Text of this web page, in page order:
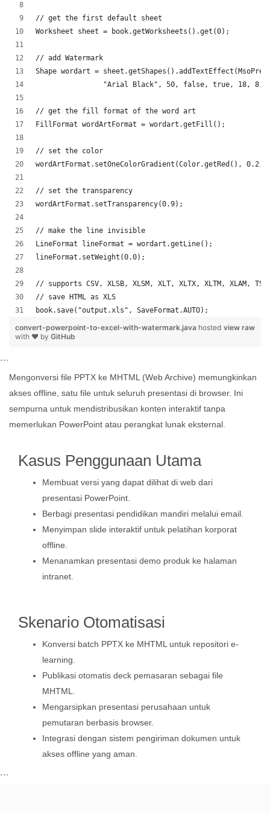
// get the first default sheet
Worksheet sheet = book.getWorksheets().get(0);
// add Watermark
Shape wordart =
"Arial Black", 50, false, true, 18, 8,
// get the fill format of the word art
FillFormat wordArtFormat = wordart.getFill();
// set the color
wordArtFormat.setOneColorGradient(Color.getRed(), 0.2,
// set the transparency
wordArtFormat.setTransparency(0.9);
// make the line invisible
LineFormat lineFormat = wordart.getLine();
lineFormat.setWeight(0.0);
// supports CSV, XLSB, XLSM, XLT, XLTX, XLTM, XLAM,
// save HTML as XLS
book.save("output.xls", SaveFormat.AUTO);
view raw
convert-powerpoint-to-excel-with-watermark.java hosted
with ❤ by GitHub
```
Mengonversi file PPTX ke MHTML (Web Archive) memungkinkan
akses offline, satu file untuk seluruh presentasi di browser. Ini
sempurna untuk mendistribusikan konten interaktif tanpa
memerlukan PowerPoint atau perangkat lunak eksternal.
Kasus Penggunaan Utama
Membuat versi yang dapat dilihat di web dari
presentasi PowerPoint.
Berbagi presentasi pendidikan mandiri melalui email.
Menyimpan slide interaktif untuk pelatihan korporat
offline.
Menanamkan presentasi demo produk ke halaman
intranet.
Skenario Otomatisasi
Konversi batch PPTX ke MHTML untuk repositori e-
learning.
Publikasi otomatis deck pemasaran sebagai file
MHTML.
Mengarsipkan presentasi perusahaan untuk
pemutaran berbasis browser.
Integrasi dengan sistem pengiriman dokumen untuk
akses offline yang aman.
```